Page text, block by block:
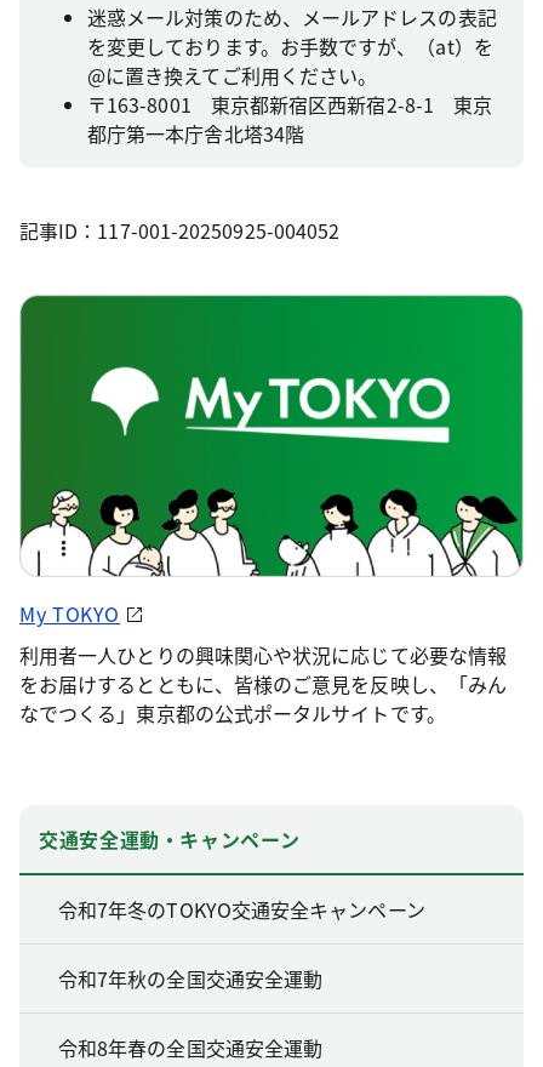
迷惑メール対策のため、メールアドレスの表記
を変更しております。お手数ですが、（at）を
@に置き換えてご利用ください。
〒163-8001 東京都新宿区西新宿2-8-1 東京
都庁第一本庁舎北塔34階
記事ID：117-001-20250925-004052
My TOKYO
利用者一人ひとりの興味関心や状況に応じて必要な情報
をお届けするとともに、皆様のご意見を反映し、「みん
なでつくる」東京都の公式ポータルサイトです。
交通安全運動・キャンペーン
令和7年冬のTOKYO交通安全キャンペーン
令和7年秋の全国交通安全運動
令和8年春の全国交通安全運動